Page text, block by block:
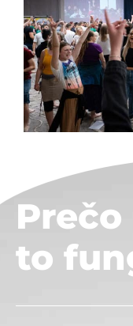
Prečo
to